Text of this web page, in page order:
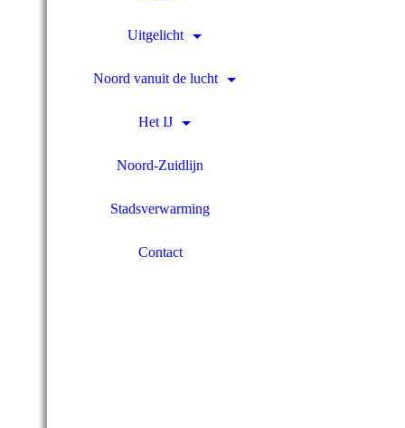
Uitgelicht
Noord vanuit de lucht
Het IJ
Noord-Zuidlijn
Stadsverwarming
Contact